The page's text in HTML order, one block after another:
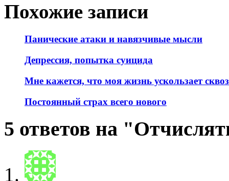
Похожие записи
Панические атаки и навязчивые мысли
Депрессия, попытка суицида
Мне кажется, что моя жизнь ускользает
Постоянный страх всего нового
5 ответов на